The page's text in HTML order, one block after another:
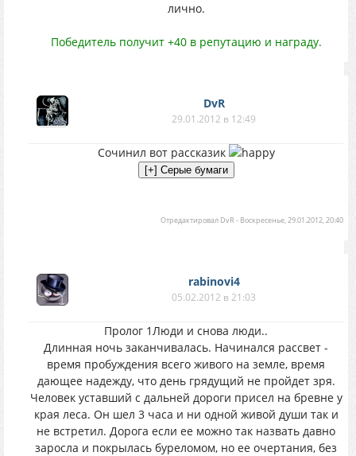
лично.
Победитель получит +40 в репутацию и награду.
DvR
29.01.2012 в 12:49
Сочинил вот рассказик
Отредактировал DvR - Воскресенье, 29.01.2012, 20:40
rabinovi4
05.02.2012 в 21:03
Пролог 1Люди и снова люди..
Длинная ночь заканчивалась. Начинался рассвет -
время пробуждения всего живого на земле, время
дающее надежду, что день грядущий не пройдет зря.
Человек уставший с дальней дороги присел на бревне у
края леса. Он шел 3 часа и ни одной живой души так и
не встретил. Дорога если ее можно так назвать давно
заросла и покрылась буреломом, но ее очертания, без